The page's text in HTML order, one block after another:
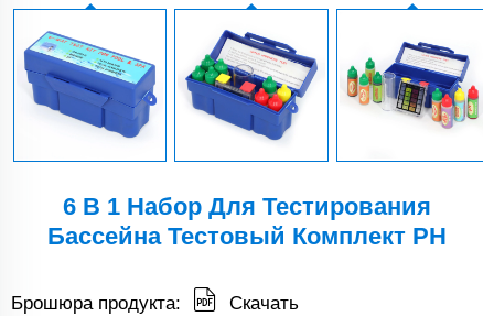
6 В 1 Набор Для Тестирования
Бассейна Тестовый Комплект PH
Брошюра продукта: Скачать